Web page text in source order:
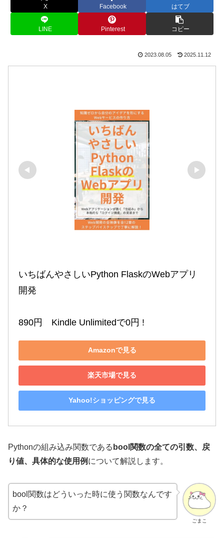
X Facebook はてブ
LINE Pinterest コピー
2023.08.05 2025.11.12
いちばんやさしいPython FlaskのWebアプリ
開発
890円　Kindle Unlimitedで0円 !
Amazonで見る
楽天市場で見る
Yahoo!ショッピングで見る
Pythonの組み込み関数である bool関数の全ての引数、戻
り値、具体的な使用例 について解説します。
ごまこ
bool関数はどういった時に使う関数なんです
か？